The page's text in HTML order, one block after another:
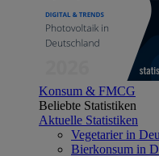
Konsum & FMCG
Beliebte Statistiken
Aktuelle Statistiken
Vegetarier in
Bierkonsum in